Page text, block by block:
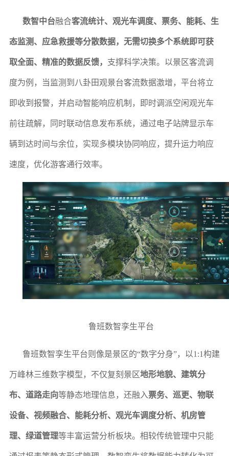
数智中台融合客流统计、观光车调度、票务、能耗、生
态监测、应急救援等分散数据，无需切换多个系统即可获
取全面、精准的数据反馈， 支撑科学决策。以景区客流调
度为例，当监测到八卦田观景台客流数据激增，平台将立
即收到报警，并启动智能响应机制，即时调派空闲观光车
前往疏解，同时联动信息发布系统，通过电子站牌显示车
辆到达时间与余位，实现多模块协同响应，提升运力响应
速度，优化游客通行效率。
鲁班数智孪生平台
鲁班数智孪生平台则像是景区的“数字分身”，以1:1构建
万峰林三维数字模型，不仅复刻景区地形地貌、建筑分
布、道路走向等静态地理信息，还融入票务、巡更、物联
设备、视频融合、能耗分析、观光车调度分析、机房管
理、 绿道管理等丰富运营分析板块。相较传统管理中只能